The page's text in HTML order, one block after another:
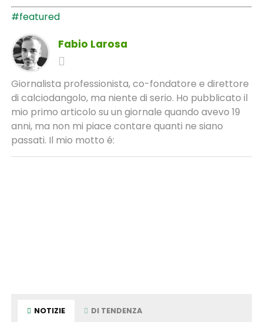
#featured
Fabio Larosa
Giornalista professionista, co-fondatore e direttore
di calciodangolo, ma niente di serio. Ho pubblicato il
mio primo articolo su un giornale quando avevo 19
anni, ma non mi piace contare quanti ne siano
passati. Il mio motto é:
NOTIZIE DI TENDENZA